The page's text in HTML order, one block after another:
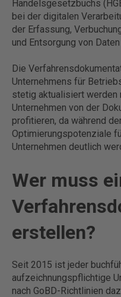
Handelsgesetzbuchs
bei der digitalen
der Erfassung,
und Entsorgung von
Die
Unternehmens für
stetig aktualisiert werden
Unternehmen von der
profitieren, da während
Optimierungspotenziale
Unternehmen deutlich
Wer muss
erstellen?
Seit 2015 ist jeder
aufzeichnungspflichtige
nach GoBD-Richtlinien